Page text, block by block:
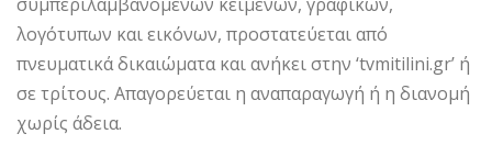
λογότυπων και εικόνων, προστατεύεται από
πνευματικά δικαιώματα και ανήκει στην ‘tvmitilini.gr’ ή
σε τρίτους. Απαγορεύεται η αναπαραγωγή ή η διανομή
χωρίς άδεια.